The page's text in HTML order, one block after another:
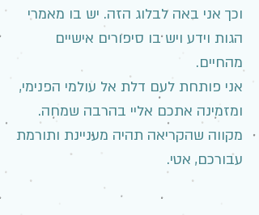
וכך אני באה לבלוג הזה. יש בו מאמרי
הגות וידע ויש בו סיפורים אישיים
מהחיים.
אני פותחת לעם דלת אל עולמי הפנימי,
ומזמינה אתכם אליי בהרבה שמחה.
מקווה שהקריאה תהיה מעניינת ותורמת
עבורכם, אטי.